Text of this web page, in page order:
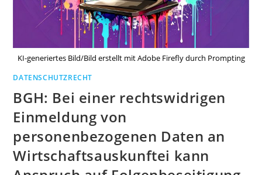
KI-generiertes Bild/Bild erstellt mit Adobe Firefly durch Prompting
DATENSCHUTZRECHT
BGH: Bei einer rechtswidrigen
Einmeldung von
personenbezogenen Daten an
Wirtschaftsauskunftei kann